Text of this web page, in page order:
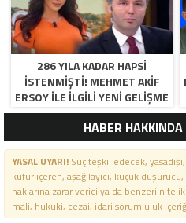
286 YILA KADAR HAPSI
ISTENMIŞTI! MEHMET AKIF
ERSOY ILE ILGILI YENI GELIŞME
HABER
YASAL UYARI!Suç teşkil edecek,
küfür içeren, aşağılayıcı, küçük
haklarına zarar verici ya da benzeri
mali, hukuki, cezai, idari sorumluluk